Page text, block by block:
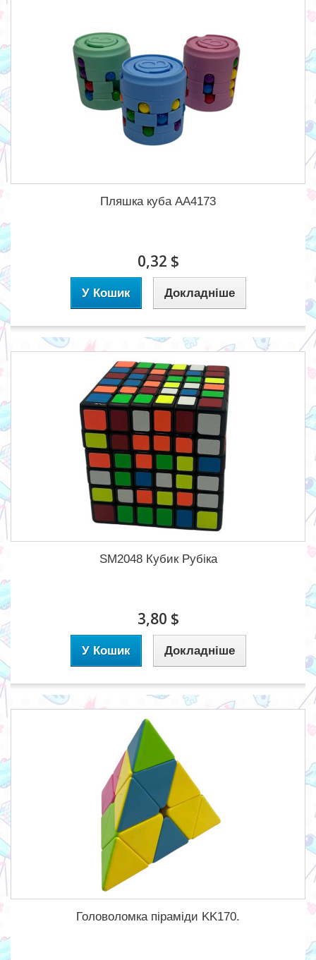
Пляшка куба AA4173
0,32 $
У Кошик Докладніше
SM2048 Кубик Рубіка
3,80 $
У Кошик Докладніше
Головоломка піраміди KK170.